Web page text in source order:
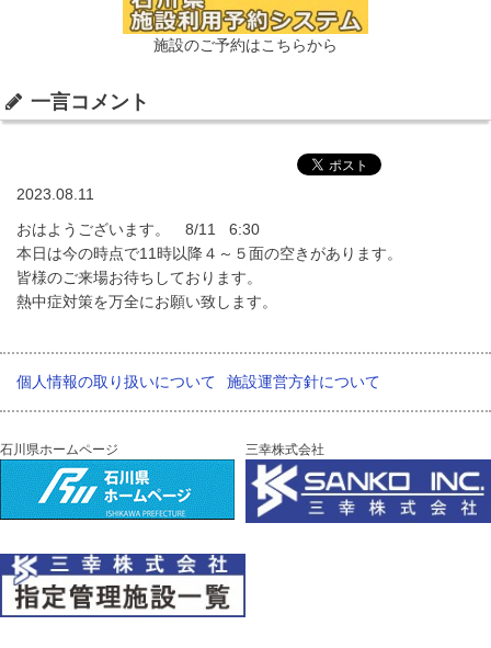
施設のご予約はこちらから
一言コメント
2023.08.11
おはようございます。 8/11 6:30
本日は今の時点で11時以降４～５面の空きがあります。
皆様のご来場お待ちしております。
熱中症対策を万全にお願い致します。
個人情報の取り扱いについて 施設運営方針について
石川県ホームページ 三幸株式会社